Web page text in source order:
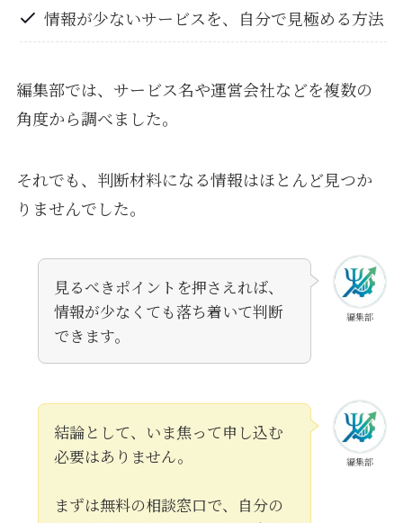
情報が少ないサービスを、自分で見極める方法
編集部では、サービス名や運営会社などを複数の
角度から調べました。
それでも、判断材料になる情報はほとんど見つか
りませんでした。
編集部
見るべきポイントを押さえれば、
情報が少なくても落ち着いて判断
できます。
編集部
結論として、いま焦って申し込む
必要はありません。
まずは無料の相談窓口で、自分の